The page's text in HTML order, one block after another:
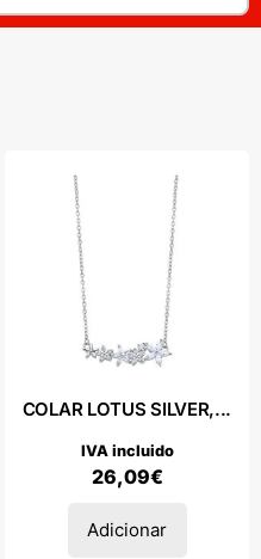
COLAR LOTUS SILVER,...
26,09€
IVA incluido
Adicionar